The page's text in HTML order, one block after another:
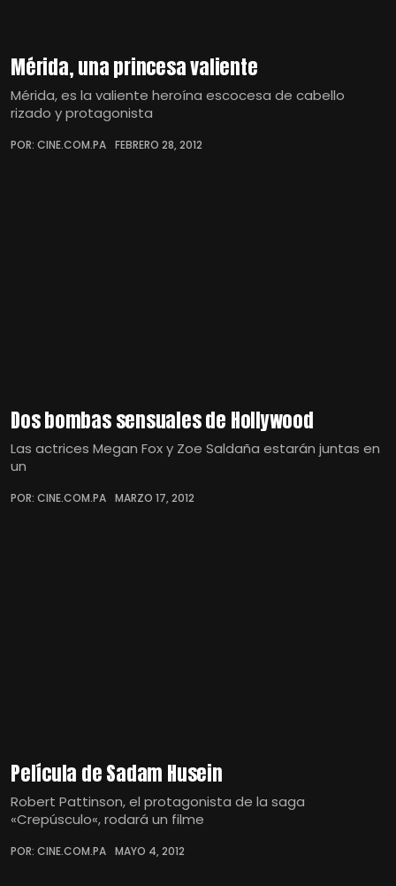
Mérida, una princesa valiente
Mérida, es la valiente heroína escocesa de cabello
rizado y protagonista
POR: CINE.COM.PA FEBRERO 28, 2012
Dos bombas sensuales de Hollywood
Las actrices Megan Fox y Zoe Saldaña estarán juntas en
un
POR: CINE.COM.PA MARZO 17, 2012
Película de Sadam Husein
Robert Pattinson, el protagonista de la saga
«Crepúsculo«, rodará un filme
POR: CINE.COM.PA MAYO 4, 2012